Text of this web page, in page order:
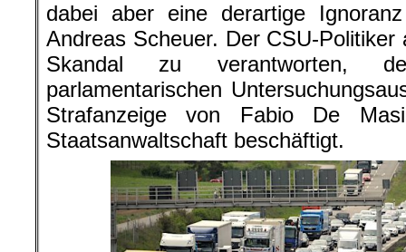
dabei aber eine derartige
Andreas Scheuer. Der CSU-
Skandal zu verantworten,
parlamentarischen
Strafanzeige von Fabio De
Staatsanwaltschaft beschäftigt.